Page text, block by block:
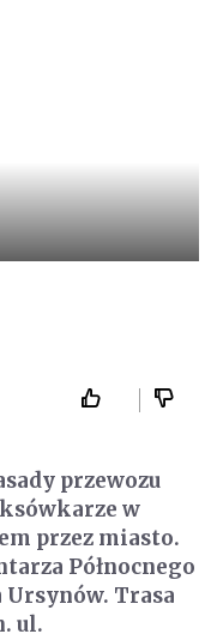
przewozu
w
przez miasto.
Północnego
Ursynów. Trasa
ul.